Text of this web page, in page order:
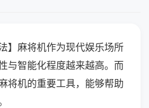
】麻将机作为现代娱乐场所
与智能化程度越来越高。而
将机的重要工具，能够帮助